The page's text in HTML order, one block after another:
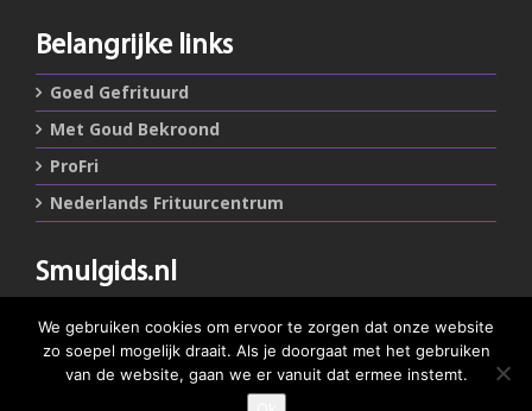
Belangrijke links
Goed Gefrituurd
Met Goud Bekroond
ProFri
Nederlands Frituurcentrum
Smulgids.nl
Blaarthemseweg 72
5502 JW Veldhoven
We gebruiken cookies om ervoor te zorgen dat onze website
zo soepel mogelijk draait. Als je doorgaat met het gebruiken
van de website, gaan we er vanuit dat ermee instemt.